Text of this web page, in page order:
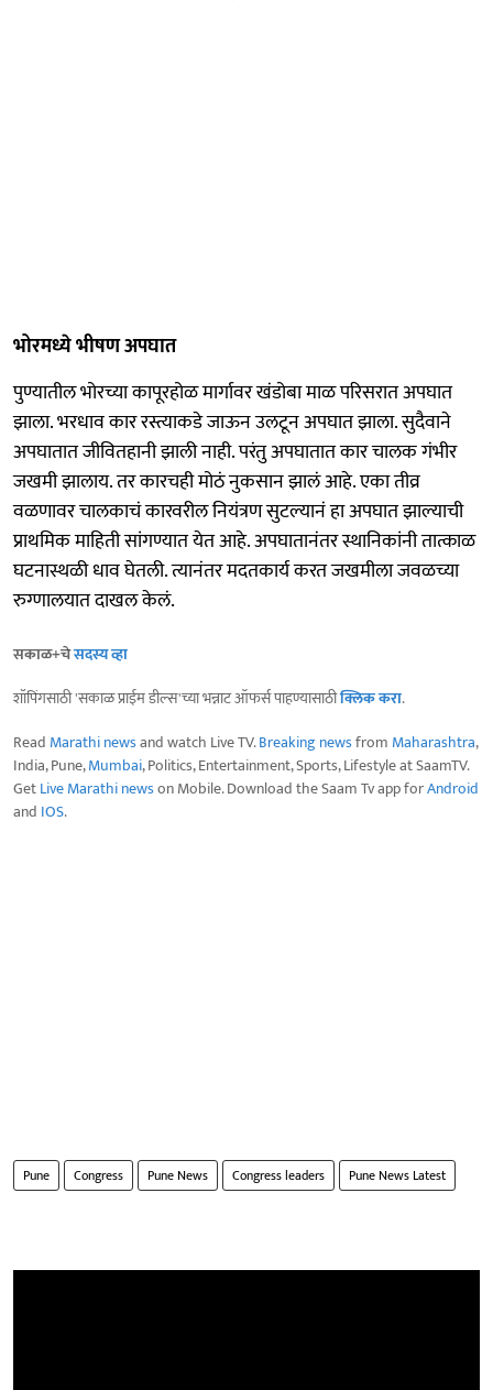
भोरमध्ये भीषण अपघात
पुण्यातील भोरच्या कापूरहोळ मार्गावर खंडोबा माळ परिसरात अपघात
झाला. भरधाव कार रस्त्याकडे जाऊन उलटून अपघात झाला. सुदैवाने
अपघातात जीवितहानी झाली नाही. परंतु अपघातात कार चालक गंभीर
जखमी झालाय. तर कारचही मोठं नुकसान झालं आहे. एका तीव्र
वळणावर चालकाचं कारवरील नियंत्रण सुटल्यानं हा अपघात झाल्याची
प्राथमिक माहिती सांगण्यात येत आहे. अपघातानंतर स्थानिकांनी तात्काळ
घटनास्थळी धाव घेतली. त्यानंतर मदतकार्य करत जखमीला जवळच्या
रुग्णालयात दाखल केलं.
सकाळ+चेसदस्य व्हा
शॉपिंगसाठी 'सकाळ प्राईम डील्स'च्या भन्नाट ऑफर्स पाहण्यासाठीक्लिक करा.
Read Marathi newsand watch Live TV.Breaking newsfrom Maharashtra,
India, Pune,Mumbai, Politics, Entertainment, Sports, Lifestyle at SaamTV.
GetLive Marathi newson Mobile. Download the Saam Tv app forAndroid
and IOS.
Pune Congress Pune News Congress leaders Pune News Latest